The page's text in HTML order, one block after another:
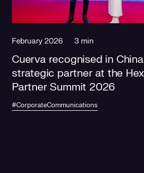
February 2026 3 min
Cuerva recognised in
strategic partner at the
Partner Summit 2026
#CorporateCommunications